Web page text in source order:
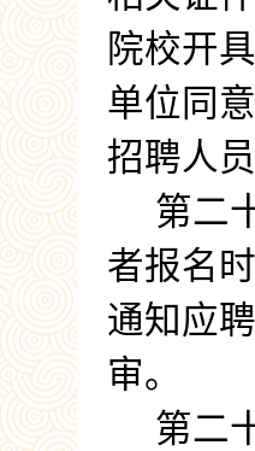
院校开
单位同
招聘人
第二
者报名
通知应
审。
第二